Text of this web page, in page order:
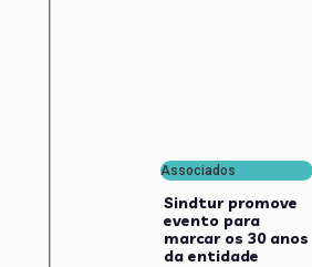
Associados
Sindtur promove
evento para
marcar os 30 anos
da entidade